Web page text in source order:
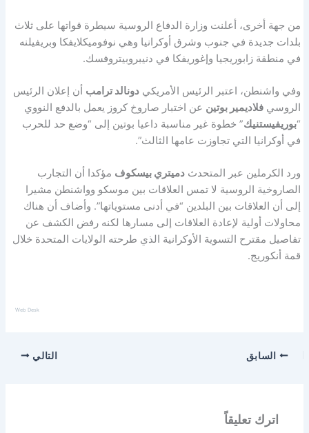
من جهة أخرى، أعلنت وزارة الدفاع الروسية سيطرة قواتها على ثلاث
بلدات جديدة في جنوب وشرق أوكرانيا وهي نوفوميكلايفكا وبريفيلنه
في منطقة زابوريجيا وإغوريفكا في دنيبروبيتروفسك.
وفي واشنطن، اعتبر الرئيس الأمريكيدونالد ترامب أن إعلان الرئيس
الروسيفلاديمير بوتين عن اختبار صاروخ كروز يعمل بالدفع النووي
“بوريفيستنيك” خطوة غير مناسبة داعيا بوتين إلى “وضع حد للحرب
في أوكرانيا التي تجاوزت عامها الثالث”.
ورد الكرملين عبر المتحدثدميتري بيسكوف مؤكدا أن التجارب
الصاروخية الروسية لا تمس العلاقات بين موسكو وواشنطن مشيرا
إلى أن العلاقات بين البلدين “في أدنى مستوياتها”. وأضاف أن هناك
محاولات أولية لإعادة العلاقات إلى مسارها لكنه رفض الكشف عن
تفاصيل مقترح التسوية الأوكرانية الذي طرحته الولايات المتحدة خلال
قمة أنكوريج.
Web Desk
السابق التالي
اترك تعليقاً